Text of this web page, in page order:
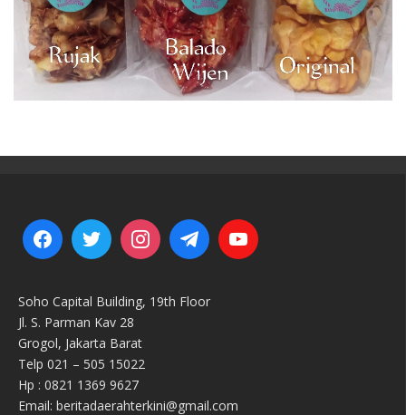
Soho Capital Building, 19th Floor
Jl. S. Parman Kav 28
Grogol, Jakarta Barat
Telp 021 – 505 15022
Hp : 0821 1369 9627
Email: beritadaerahterkini@gmail.com